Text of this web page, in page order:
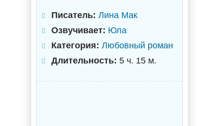
Писатель: Лина Мак
Озвучивает: Юла
Категория: Любовный роман
Длительность: 5 ч. 15 м.